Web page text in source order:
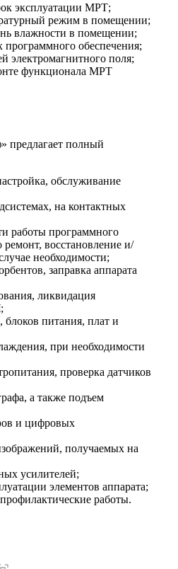
эксплуатации МРТ;
режим в помещении;
влажности в помещении;
программного обеспечения;
электромагнитного поля;
функционала МРТ
предлагает полный
обслуживание
на контактных
работы программного
восстановление и/
необходимости;
заправка аппарата
ликвидация
блоков питания, плат и
при необходимости
проверка датчиков
а также подъем
и цифровых
получаемых на
усилителей;
элементов аппарата;
работы.